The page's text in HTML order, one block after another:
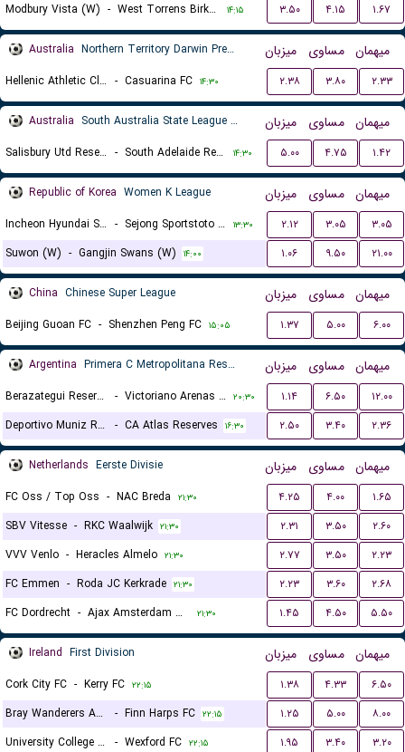
Modbury Vista (W) - West Torrens Birkalla SC (W) ۱۴:۱۵ ۳.۵۰ ۴.۱۵ ۱.۶۷
Australia Northern Territory Darwin Premier League میزبان مساوی میهمان
Hellenic Athletic Club - Casuarina FC ۱۴:۳۰ ۲.۳۸ ۳.۸۰ ۲.۳۳
Australia South Australia State League 1 Reserves میزبان مساوی میهمان
Salisbury Utd Reserves - South Adelaide Reserves ۱۴:۳۰ ۵.۰۰ ۴.۷۵ ۱.۴۲
Republic of Korea Women K League میزبان مساوی میهمان
Incheon Hyundai Steel Red Angels (W) - Sejong Sportstoto (W) ۱۳:۳۰ ۲.۱۲ ۳.۰۵
۳.۰۵
Suwon (W) - Gangjin Swans (W) ۱۴:۰۰ ۱.۰۶ ۹.۵۰ ۲۱.۰۰
China Chinese Super League میزبان مساوی میهمان
Beijing Guoan FC - Shenzhen Peng FC ۱۵:۰۵ ۱.۳۷ ۵.۰۰ ۶.۰۰
Argentina Primera C Metropolitana Reserves میزبان مساوی میهمان
Berazategui Reserves - Victoriano Arenas Reserves ۲۰:۳۰ ۱.۱۴ ۶.۵۰
۱۲.۰۰
Deportivo Muniz Reserves
- CA Atlas Reserves ۱۶:۳۰ ۲.۵۰ ۳.۴۰ ۲.۳۶
Netherlands Eerste Divisie میزبان مساوی میهمان
FC Oss / Top Oss - NAC Breda ۲۱:۳۰ ۴.۲۵ ۴.۰۰
۱.۶۵
SBV Vitesse - RKC Waalwijk ۲۱:۳۰ ۲.۳۱ ۳.۵۰
۲.۶۰
VVV Venlo - Heracles Almelo ۲۱:۳۰ ۲.۷۷ ۳.۵۰
۲.۲۳
FC Emmen - Roda JC Kerkrade ۲۱:۳۰ ۲.۲۳ ۳.۶۰
۲.۶۸
FC Dordrecht - Ajax Amsterdam Reserves ۲۱:۳۰ ۱.۴۵ ۴.۵۰ ۵.۵۰
Ireland First Division میزبان مساوی میهمان
Cork City FC - Kerry FC ۲۲:۱۵ ۱.۳۸ ۴.۳۳
۶.۵۰
Bray Wanderers AFC
- Finn Harps FC ۲۲:۱۵ ۱.۲۵ ۵.۰۰
۸.۰۰
University College Dublin FC
- Wexford FC ۲۲:۱۵ ۱.۹۵ ۳.۴۰
۳.۲۰